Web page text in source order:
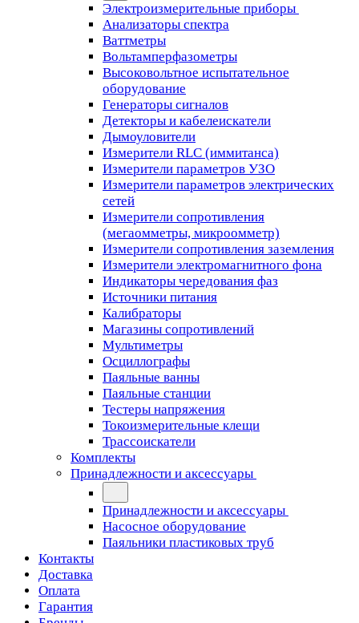
Электроизмерительные приборы
Анализаторы спектра
Ваттметры
Вольтамперфазометры
Высоковольтное испытательное
оборудование
Генераторы сигналов
Детекторы и кабелеискатели
Дымоуловители
Измерители RLC (иммитанса)
Измерители параметров УЗО
Измерители параметров электрических
сетей
Измерители сопротивления
(мегаомметры, микроомметр)
Измерители сопротивления заземления
Измерители электромагнитного фона
Индикаторы чередования фаз
Источники питания
Калибраторы
Магазины сопротивлений
Мультиметры
Осциллографы
Паяльные ванны
Паяльные станции
Тестеры напряжения
Токоизмерительные клещи
Трассоискатели
Комплекты
Принадлежности и аксессуары
Принадлежности и аксессуары
Насосное оборудование
Паяльники пластиковых труб
Контакты
Доставка
Оплата
Гарантия